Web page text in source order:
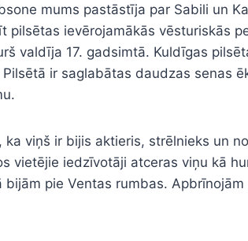
mums pastāstīja par Sabili un
ievērojamākās vēsturiskās
valdīja 17. gadsimtā. Kuldīgas
ir saglabātas daudzas senas
viņš ir bijis aktieris, strēlnieks un
vietējie iedzīvotāji atceras viņu kā
pie Ventas rumbas.